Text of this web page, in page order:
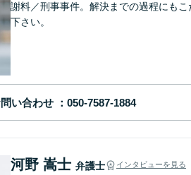
謝料／刑事事件。解決までの過程にも
下さい。
い合わせ
河野 嵩士 弁護士 インタビューを見る